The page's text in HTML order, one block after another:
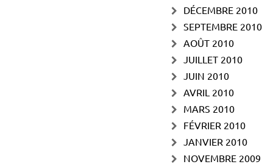
DÉCEMBRE 2010
SEPTEMBRE 2010
AOÛT 2010
JUILLET 2010
JUIN 2010
AVRIL 2010
MARS 2010
FÉVRIER 2010
JANVIER 2010
NOVEMBRE 2009